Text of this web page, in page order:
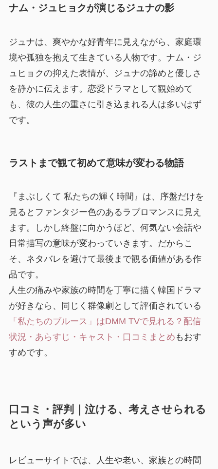
ナム・ジュヒョクが演じるジュナの影
ジュナは、爽やかな好青年に見えながら、家庭環
境や孤独を抱えて生きている人物です。ナム・ジ
ュヒョクの抑えた表情が、ジュナの諦めと優しさ
を静かに伝えます。恋愛ドラマとして観始めて
も、彼の人生の重さに引き込まれる人は多いはず
です。
ラストまで観て初めて意味が変わる物語
『まぶしくて 私たちの輝く時間』は、序盤だけを
見るとファンタジー色のあるラブロマンスに見え
ます。しかし終盤に向かうほど、何気ない会話や
日常描写の意味が変わっていきます。だからこ
そ、ネタバレを避けて最後まで観る価値がある作
品です。
人生の痛みや家族の時間を丁寧に描く韓国ドラマ
が好きなら、同じく群像劇として評価されている
「私たちのブルース」はDMM TVで見れる？配信
状況・あらすじ・キャスト・口コミまとめ もおす
すめです。
口コミ・評判｜泣ける、考えさせられる
という声が多い
レビューサイトでは、人生や老い、家族との時間